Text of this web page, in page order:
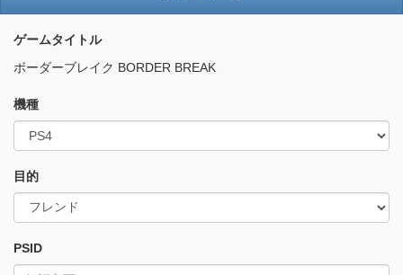
ゲームタイトル
ボーダーブレイク BORDER BREAK
機種
目的
PSID